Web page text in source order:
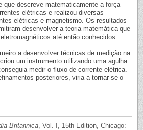
que descreve matematicamente a força
elétricas e realizou diversas
elétricas e magnetismo. Os resultados
desenvolver a teoria matemática que
até então conhecidos.
a desenvolver técnicas de medição na
um instrumento utilizando uma agulha
medir o fluxo de corrente elétrica.
posteriores, viria a tornar-se o
Britannica , Vol. I, 15th Edition, Chicago: